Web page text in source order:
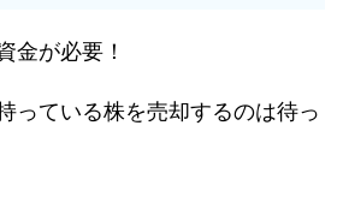
金が必要！
っている株を売却するのは待っ